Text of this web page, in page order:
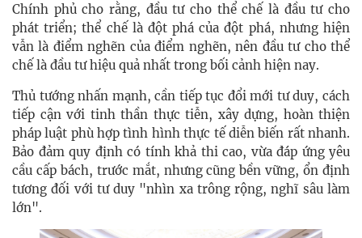
Chính phủ cho rằng, đầu tư cho thể chế là đầu tư cho
phát triển; thể chế là đột phá của đột phá, nhưng hiện
vẫn là điểm nghẽn của điểm nghẽn, nên đầu tư cho thể
chế là đầu tư hiệu quả nhất trong bối cảnh hiện nay.
Thủ tướng nhấn mạnh, cần tiếp tục đổi mới tư duy, cách
tiếp cận với tinh thần thực tiễn, xây dựng, hoàn thiện
pháp luật phù hợp tình hình thực tế diễn biến rất nhanh.
Bảo đảm quy định có tính khả thi cao, vừa đáp ứng yêu
cầu cấp bách, trước mắt, nhưng cũng bền vững, ổn định
tương đối với tư duy "nhìn xa trông rộng, nghĩ sâu làm
lớn".